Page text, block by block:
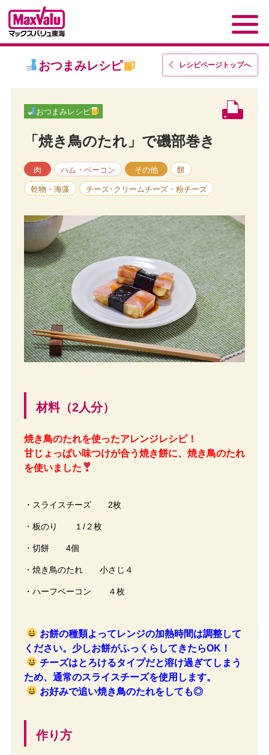
レシピページトップへ
おつまみレシピ
おつまみレシピ
「焼き鳥のたれ」で磯部巻き
肉 ハム・ベーコン その他 餅
乾物・海藻 チーズ･クリームチーズ・粉チーズ
材料（2人分）
焼き鳥のたれを使ったアレンジレシピ！
甘じょっぱい味つけが合う焼き餅に、焼き鳥のたれ
を使いました
・スライスチーズ 2枚
・板のり １/２枚
・切餅 4個
・焼き鳥のたれ 小さじ４
・ハーフベーコン ４枚
お餅の種類よってレンジの加熱時間は調整して
ください。少しお餅がふっくらしてきたらOK！
チーズはとろけるタイプだと溶け過ぎてしまう
ため、通常のスライスチーズを使用します。
お好みで追い焼き鳥のたれをしても◎
作り方